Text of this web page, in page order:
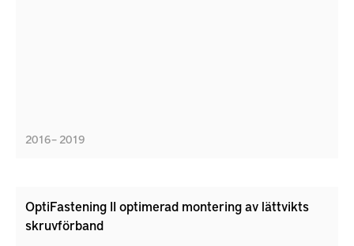
2016 – 2019
OptiFastening II optimerad montering av lättvikts
skruvförband